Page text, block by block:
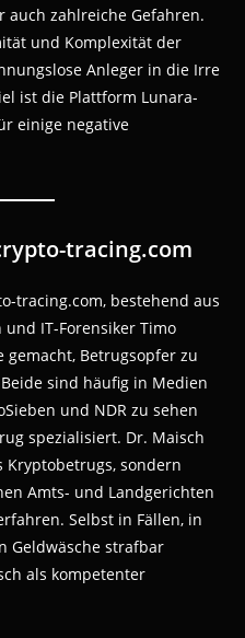
zahlreiche Gefahren.
und Komplexität der
Anleger in die Irre
ist die Plattform Lunara-
einige negative
tracing.com
tracing.com, bestehend aus
IT-Forensiker Timo
gemacht, Betrugsopfer zu
sind häufig in Medien
und NDR zu sehen
spezialisiert. Dr. Maisch
sondern
Amts- und Landgerichten
Selbst in Fällen, in
Geldwäsche strafbar
als kompetenter